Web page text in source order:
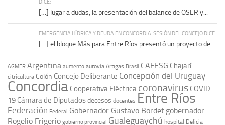
DICE:
[…] lugar a dudas, la presentación del balance de OSER y...
EMERGENCIA HÍDRICA Y DEUDA EN CONCORDIA: SESIÓN DEL CONCEJO DICE:
[…] el bloque Más para Entre Ríos presentó un proyecto de...
AGMER Argentina aumento autovía Artigas Brasil CAFESG Chajarí
citricultura Colón Concejo Deliberante Concepción del Uruguay
Concordia Cooperativa Eléctrica coronavirus COVID-
19 Cámara de Diputadosdecesos docentes Entre Ríos
Federación Federal Gobernador Gustavo Bordet gobernador
Rogelio Frigerio gobierno provincial Gualeguaychú hospital Delicia